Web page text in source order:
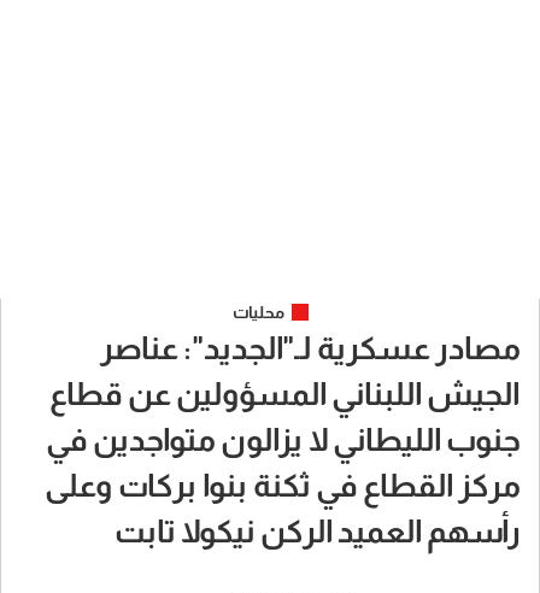
محليات
مصادر عسكرية لـ"الجديد": عناصر
الجيش اللبناني المسؤولين عن قطاع
جنوب الليطاني لا يزالون متواجدين في
مركز القطاع في ثكنة بنوا بركات وعلى
رأسهم العميد الركن نيكولا تابت